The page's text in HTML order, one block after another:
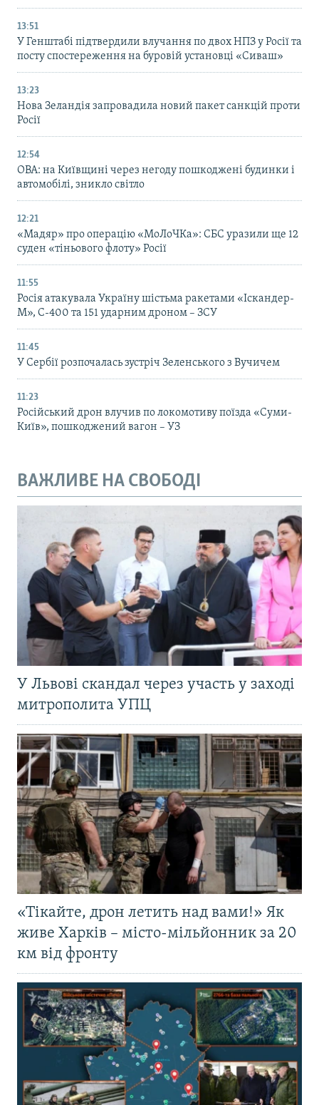
13:51
У Генштабі підтвердили влучання по двох НПЗ у Росії та
посту спостереження на буровій установці «Сиваш»
13:23
Нова Зеландія запровадила новий пакет санкцій проти
Росії
12:54
ОВА: на Київщині через негоду пошкоджені будинки і
автомобілі, зникло світло
12:21
«Мадяр» про операцію «МоЛоЧКа»: СБС уразили ще 12
суден «тіньового флоту» Росії
11:55
Росія атакувала Україну шістьма ракетами «Іскандер-
М», С-400 та 151 ударним дроном – ЗСУ
11:45
У Сербії розпочалась зустріч Зеленського з Вучичем
11:23
Російський дрон влучив по локомотиву поїзда «Суми-
Київ», пошкоджений вагон – УЗ
ВАЖЛИВЕ НА СВОБОДІ
У Львові скандал через участь у заході
митрополита УПЦ
«Тікайте, дрон летить над вами!» Як
живе Харків – місто-мільйонник за 20
км від фронту